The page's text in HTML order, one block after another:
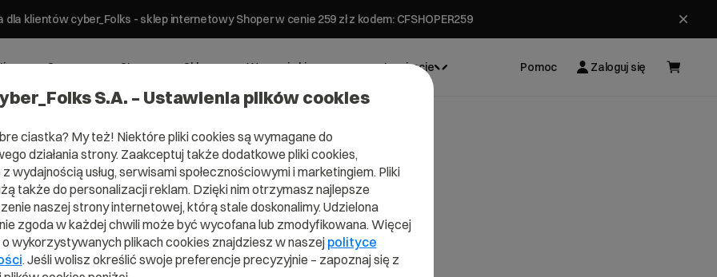
klientów cyber_Folks - sklep internetowy Shoper w cenie 259 zł z kodem: CFSHOPER259
Serwery Strony Sklepy Wsparcie biznesowe Inspiracje Pomoc Zaloguj się
S.A. – Ustawienia plików cookies
ciastka? My też! Niektóre pliki cookies są wymagane do
działania strony. Zaakceptuj także dodatkowe pliki cookies,
wydajnością usług, serwisami społecznościowymi i marketingiem. Pliki
także do personalizacji reklam. Dzięki nim otrzymasz najlepsze
naszej strony internetowej, którą stale doskonalimy. Udzielona
zgoda w każdej chwili może być wycofana lub zmodyfikowana. Więcej
wykorzystywanych plikach cookies znajdziesz w naszej polityce
. Jeśli wolisz określić swoje preferencje precyzyjnie – zapoznaj się z